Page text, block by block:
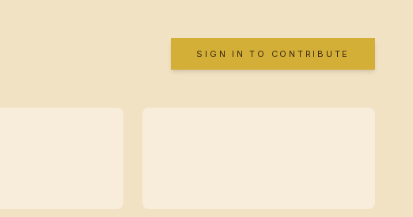
SIGN IN TO CONTRIBUTE